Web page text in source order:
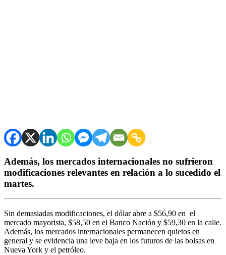
Además, los mercados internacionales no sufrieron
modificaciones relevantes en relación a lo sucedido el
martes.
Sin demasiadas modificaciones, el dólar abre a $56,90 en el
mercado mayorista, $58,50 en el Banco Nación y $59,30 en la calle.
Además, los mercados internacionales permanecen quietos en
general y se evidencia una leve baja en los futuros de las bolsas en
Nueva York y el petróleo.